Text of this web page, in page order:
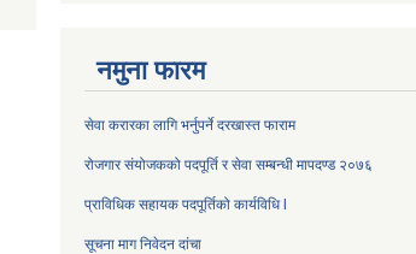
नमुना फारम
सेवा करारका लागि भर्नुपर्ने दरखास्त फाराम
रोजगार संयोजकको पदपूर्ति र सेवा सम्बन्धी मापदण्ड २०७६
प्राविधिक सहायक पदपूर्तिको कार्यविधि l
सूचना माग निवेदन दांचा